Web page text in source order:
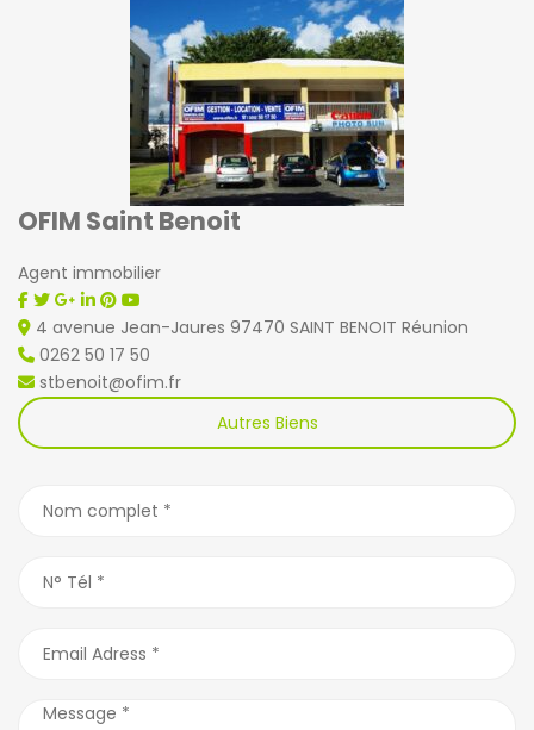
OFIM Saint Benoit
Agent immobilier
4 avenue Jean-Jaures 97470 SAINT BENOIT Réunion
0262 50 17 50
stbenoit@ofim.fr
Autres Biens